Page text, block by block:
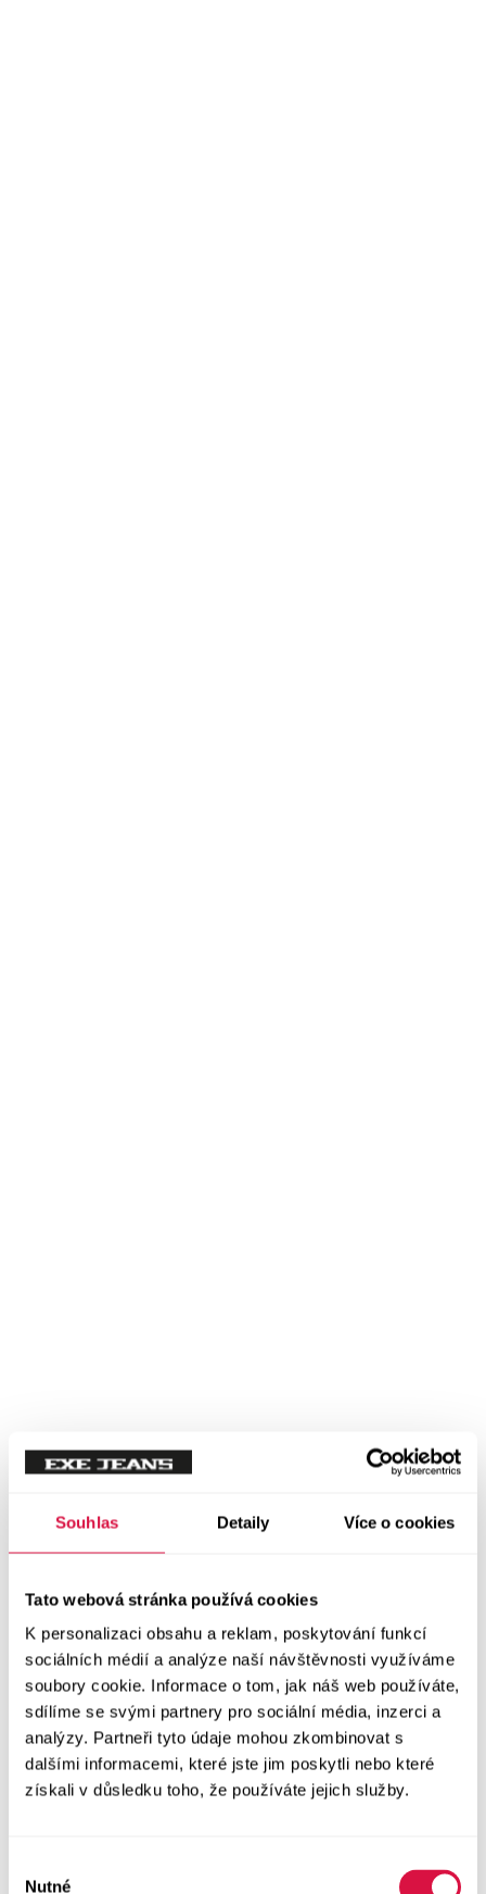
Souhlas Detaily Více o cookies
Tato webová stránka používá cookies
K personalizaci obsahu a reklam, poskytování funkcí
sociálních médií a analýze naší návštěvnosti využíváme
soubory cookie. Informace o tom, jak náš web používáte,
sdílíme se svými partnery pro sociální média, inzerci a
analýzy. Partneři tyto údaje mohou zkombinovat s
dalšími informacemi, které jste jim poskytli nebo které
získali v důsledku toho, že používáte jejich služby.
Nutné